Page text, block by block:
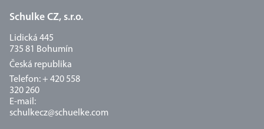
Schulke CZ, s.r.o.
Lidická 445
735 81 Bohumín
Česká republika
Telefon: + 420 558
320 260
E-mail:
schulkecz@schuelke.com